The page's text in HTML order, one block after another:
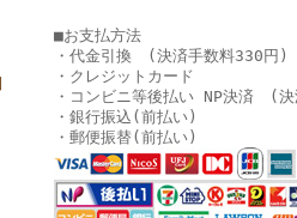
■お支払方法
・代金引換 (決済手数料330円)
・クレジットカード
・コンビニ等後払い NP決済 (
・銀行振込(前払い)
・郵便振替(前払い)